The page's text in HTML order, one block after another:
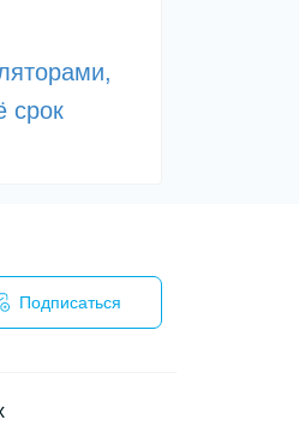
срок
Подписаться